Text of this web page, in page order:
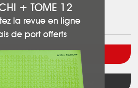
Voir l'architecte
Retour
+ TOME 12
la revue en ligne
de port offerts